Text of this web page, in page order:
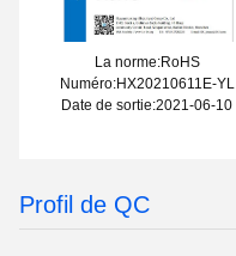
La norme:RoHS
Numéro:HX20210611E-YL
Date de sortie:2021-06-10
Profil de QC